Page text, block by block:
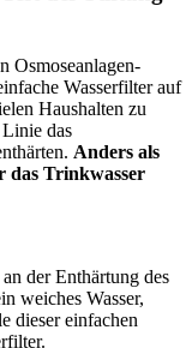
Osmoseanlagen-
Wasserfilter auf
Haushalten zu
das
Anders als
das Trinkwasser
der Enthärtung des
weiches Wasser,
dieser einfachen